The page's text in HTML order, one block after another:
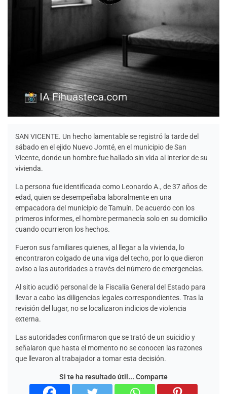
SAN VICENTE. Un hecho lamentable se registró la tarde del
sábado en el ejido Nuevo Jomté, en el municipio de San
Vicente, donde un hombre fue hallado sin vida al interior de su
vivienda.
La persona fue identificada como Leonardo A., de 37 años de
edad, quien se desempeñaba laboralmente en una
empacadora del municipio de Tamuín. De acuerdo con los
primeros informes, el hombre permanecía solo en su domicilio
cuando ocurrieron los hechos.
Fueron sus familiares quienes, al llegar a la vivienda, lo
encontraron colgado de una viga del techo, por lo que dieron
aviso a las autoridades a través del número de emergencias.
Al sitio acudió personal de la Fiscalía General del Estado para
llevar a cabo las diligencias legales correspondientes. Tras la
revisión del lugar, no se localizaron indicios de violencia
externa.
Las autoridades confirmaron que se trató de un suicidio y
señalaron que hasta el momento no se conocen las razones
que llevaron al trabajador a tomar esta decisión.
Si te ha resultado útil... Comparte